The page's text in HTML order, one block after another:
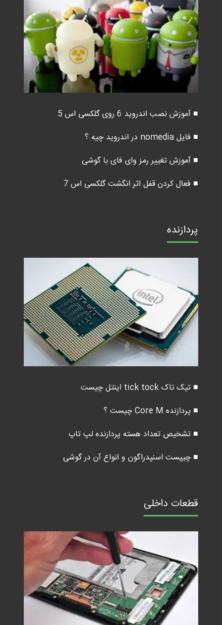
■ آموزش نصب اندروید 6 روی گلکسی اس 5
■ فایل nomedia در اندروید چیه ؟
■ آموزش تغییر رمز وای فای با گوشی
■ فعال کردن قفل اثر انگشت گلکسی اس 7
پردازنده
■ تیک تاک tick tock اینتل چیست
■ پردازنده Core M چیست ؟
■ تشخیص تعداد هسته پردازنده لپ تاپ
■ چیپست اسنپدراگون و انواع آن در گوشی
قطعات داخلی